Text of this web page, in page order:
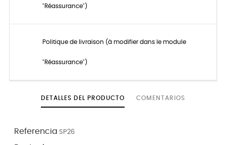
"Réassurance")
Politique de livraison (à modifier dans le module
"Réassurance")
DETALLES DEL PRODUCTO COMENTARIOS
Referencia SP26